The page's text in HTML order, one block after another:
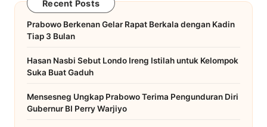
Recent Posts
Prabowo Berkenan Gelar Rapat Berkala dengan Kadin
Tiap 3 Bulan
Hasan Nasbi Sebut Londo Ireng Istilah untuk Kelompok
Suka Buat Gaduh
Mensesneg Ungkap Prabowo Terima Pengunduran Diri
Gubernur BI Perry Warjiyo